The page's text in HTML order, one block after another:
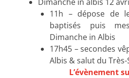
11h – dépose de
baptisés puis
Dimanche in Albis
17h45 – secondes
Albis & salut du
L’évènement